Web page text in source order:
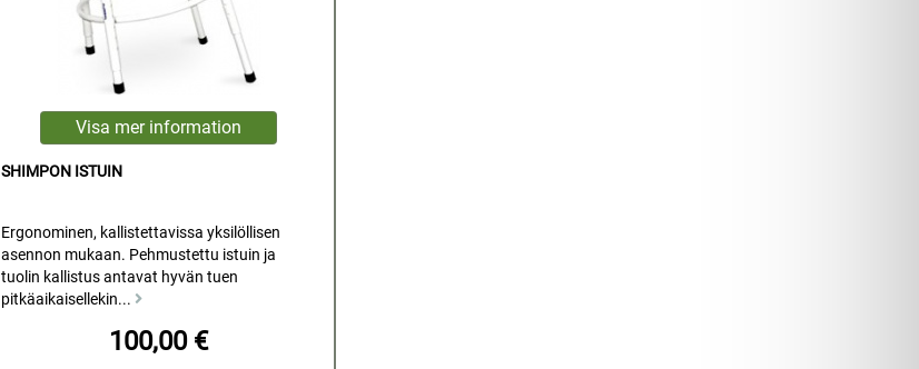
SHIMPON ISTUIN
Ergonominen, kallistettavissa yksilöllisen
asennon mukaan. Pehmustettu istuin ja
tuolin kallistus antavat hyvän tuen
pitkäaikaisellekin...
100,00 €